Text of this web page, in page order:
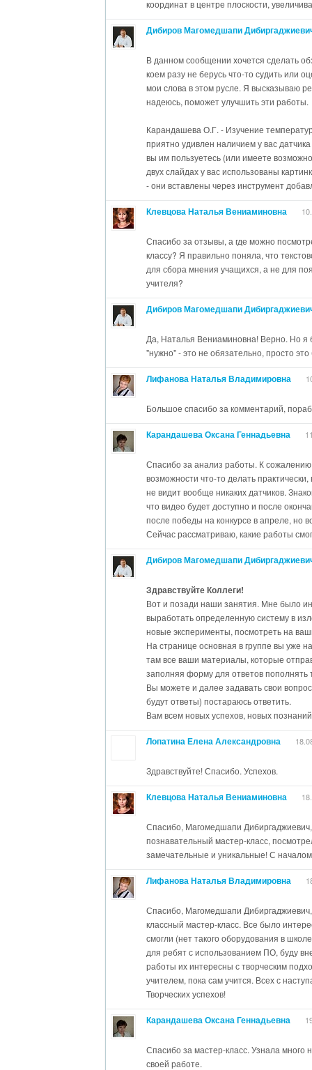
координат в центре плоскости,
Дибиров Магомедшапи
В данном сообщении хочется сделать
коем разу не берусь что-то судить или
мои слова в этом русле. Я высказываю
надеюсь, поможет улучшить эти работы.
Карандашева О.Г. - Изучение
приятно удивлен наличием у вас
вы им пользуетесь (или имеете
двух слайдах у вас использованы
- они вставлены через инструмент
способ ограничивает возможность
элементов. Использование же именно
не заметить - это растянутость
приложения. Это произошло из-за того,
в PowerPoint имели стандартное
сделать вашу презентацию
круги будут круглыми, а овалы не
рекомендации по поводу
презентации PowerPoint. Второй момент
Текстовым блоком для добавления
Это допустимо, но весь этот текст
вам больше гибкости в выборе шрифта,
использования различных элементов
Также необходимо учесть тот момент,
удален.
Скрипкин В.Е. - Определение
сомневался, что все будет
рекомендаций по созданию
отображения информации (графики,
прозрачную основу. Поэтому
изображениях использовать более
Клевцова Н.В. - Шумный дом. - очень
замечательный старт. Есть
ранее по поводу широкоформатных
рекомендация не использовать
текста - этот текст можно было
Вообще, создание сценария SPARKlab -
презентации. Именно поэтому стоит
исходной презентации в PowerPoint, а
SPARKvue. Но дизайн презентаций - это
мастер-класса.
Клевцова Наталья Вениаминовна
Спасибо за отзывы, а где можно
классу? Я правильно поняла, что
для сбора мнения учащихся, а не для
учителя?
Дибиров Магомедшапи
Да, Наталья Вениаминовна! Верно. Но я
"нужно" - это не обязательно, просто
Лифанова Наталья Владимировна
Большое спасибо за комментарий,
Карандашева Оксана Геннадьевна
Спасибо за анализ работы. К
возможности что-то делать
не видит вообще никаких датчиков.
что видео будет доступно и после
после победы на конкурсе в апреле, но
Сейчас рассматриваю, какие работы
Дибиров Магомедшапи
Здравствуйте Коллеги!
Вот и позади наши занятия. Мне было
выработать определенную систему в
новые эксперименты, посмотреть на
На странице основная в группе вы уже
там все ваши материалы, которые
заполняя форму для ответов пополнять
Вы можете и далее задавать свои
будут ответы) постараюсь ответить.
Вам всем новых успехов, новых
Спасибо всем за работу!
Лопатина Елена Александровна
Здравствуйте! Спасибо. Успехов.
Клевцова Наталья Вениаминовна
Спасибо, Магомедшапи
познавательный мастер-класс,
замечательные и уникальные! С началом
Лифанова Наталья Владимировна
Спасибо, Магомедшапи
классный мастер-класс. Все было
смогли (нет такого оборудования в
для ребят с использованием ПО, буду
работы их интересны с творческим
учителем, пока сам учится. Всех с
Творческих успехов!
Карандашева Оксана Геннадьевна
Спасибо за мастер-класс. Узнала много
своей работе.